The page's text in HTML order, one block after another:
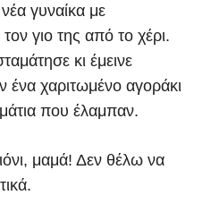
γυναίκα με
γιο της από το χέρι.
κι έμεινε
ένα χαριτωμένο αγοράκι
που έλαμπαν.
μαμά! Δεν θέλω να